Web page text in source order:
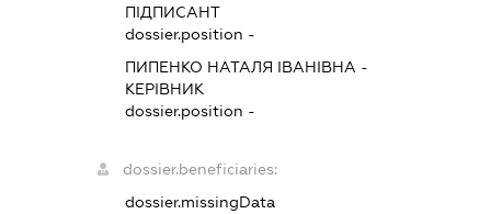
ПІДПИСАНТ
dossier.position -
ПИПЕНКО НАТАЛЯ ІВАНІВНА -
КЕРІВНИК
dossier.position -
dossier.beneficiaries:
dossier.missingData